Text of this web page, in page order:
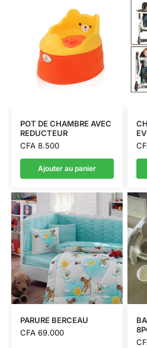
POT DE CHAMBRE AVEC
REDUCTEUR
CFA8.500
Ajouter au panier
PARURE BERCEAU
CFA69.000